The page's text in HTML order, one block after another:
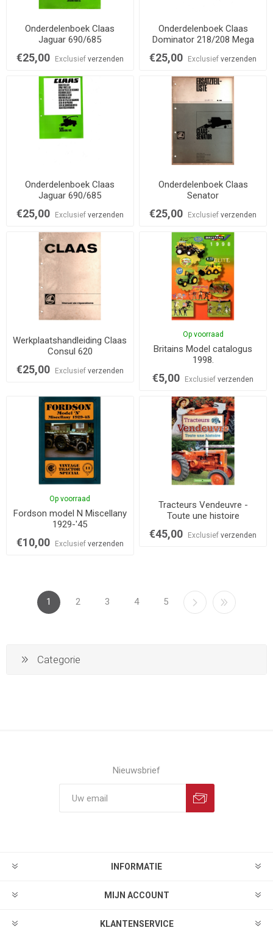
Onderdelenboek Claas
Jaguar 690/685
€25,00 Exclusief verzenden
Onderdelenboek Claas
Dominator 218/208 Mega
€25,00 Exclusiefverzenden
Onderdelenboek Claas
Jaguar 690/685
€25,00 Exclusief verzenden
Onderdelenboek Claas
Senator
€25,00 Exclusiefverzenden
Werkplaatshandleiding Claas
Consul 620
€25,00 Exclusief verzenden
Op voorraad
Britains Model catalogus
1998.
€5,00 Exclusiefverzenden
Op voorraad
Fordson model N Miscellany
1929-'45
€10,00 Exclusief verzenden
Tracteurs Vendeuvre -
Toute une histoire
€45,00 Exclusiefverzenden
1 2 3 4 5
Categorie
Nieuwsbrief
INFORMATIE
MIJN ACCOUNT
KLANTENSERVICE